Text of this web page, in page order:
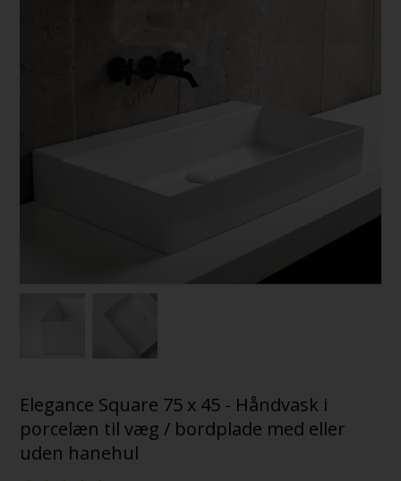
Elegance Square 75 x 45 - Håndvask i
porcelæn til væg / bordplade med eller
uden hanehul